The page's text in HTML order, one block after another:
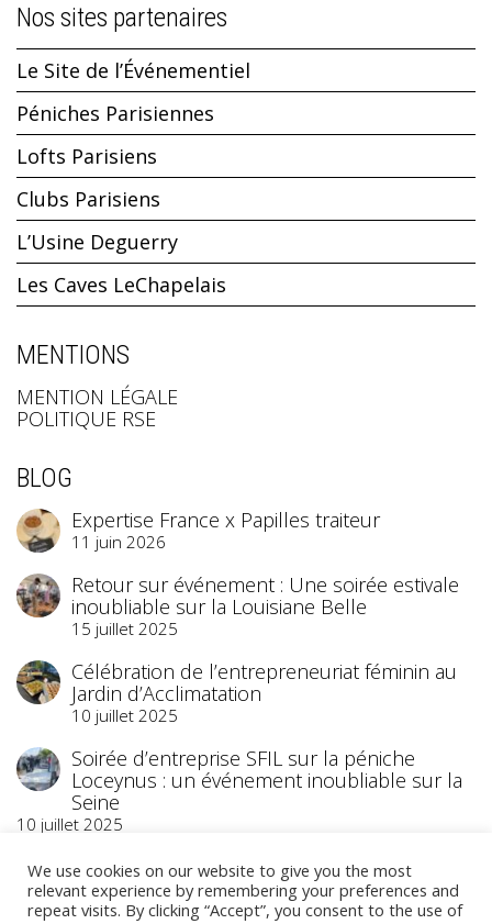
Nos sites partenaires
Le Site de l’Événementiel
Péniches Parisiennes
Lofts Parisiens
Clubs Parisiens
L’Usine Deguerry
Les Caves LeChapelais
MENTIONS
MENTION LÉGALE
POLITIQUE RSE
BLOG
Expertise France x Papilles traiteur
11 juin 2026
Retour sur événement : Une soirée estivale
inoubliable sur la Louisiane Belle
15 juillet 2025
Célébration de l’entrepreneuriat féminin au
Jardin d’Acclimatation
10 juillet 2025
Soirée d’entreprise SFIL sur la péniche
Loceynus : un événement inoubliable sur la
Seine
10 juillet 2025
We use cookies on our website to give you the most
relevant experience by remembering your preferences and
repeat visits. By clicking “Accept”, you consent to the use of